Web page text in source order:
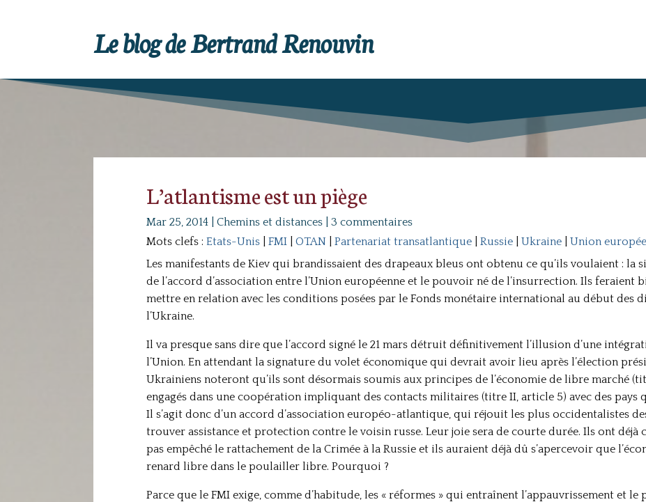
Le blog de Bertrand Renouvin
L’atlantisme est un piège
Mar 25, 2014| Chemins et distances| 3 commentaires
Mots clefs : Etats-Unis| FMI| OTAN| Partenariat transatlantique| Russie| Ukraine| Union
Les manifestants de Kiev qui brandissaient des drapeaux bleus ont obtenu ce qu’ils voulaient :
de l’accord d’association entre l’Union européenne et le pouvoir né de l’insurrection. Ils feraient
mettre en relation avec les conditions posées par le Fonds monétaire international au début des
l’Ukraine.
Il va presque sans dire que l’accord signé le 21 mars détruit définitivement l’illusion d’une
l’Union. En attendant la signature du volet économique qui devrait avoir lieu après l’élection
Ukrainiens noteront qu’ils sont désormais soumis aux principes de l’économie de libre marché
engagés dans une coopération impliquant des contacts militaires (titre II, article 5) avec des pays
Il s’agit donc d’un accord d’association européo-atlantique, qui réjouit les plus occidentalistes
trouver assistance et protection contre le voisin russe. Leur joie sera de courte durée. Ils ont déjà
pas empêché le rattachement de la Crimée à la Russie et ils auraient déjà dû s’apercevoir que
renard libre dans le poulailler libre. Pourquoi ?
Parce que le FMI exige, comme d’habitude, les « réformes » qui entraînent l’appauvrissement et le